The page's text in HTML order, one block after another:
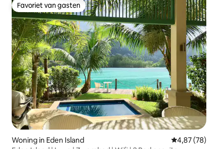
Favoriet van gasten
Favoriet van gasten
Woning in Eden Island Gemiddelde
4,87 (78)